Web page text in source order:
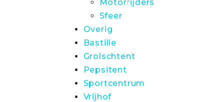
Motorrijders
Sfeer
Overig
Bastille
Grolschtent
Pepsitent
Sportcentrum
Vrijhof